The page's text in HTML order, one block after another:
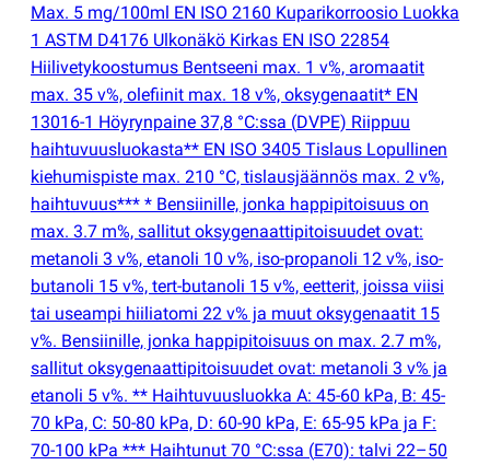
Max. 5 mg/100ml EN ISO 2160 Kuparikorroosio Luokka
1 ASTM D4176 Ulkonäkö Kirkas EN ISO 22854
Hiilivetykoostumus Bentseeni max. 1 v%, aromaatit
max. 35 v%, olefiinit max. 18 v%, oksygenaatit* EN
13016-1 Höyrynpaine 37,8 °C:ssa (DVPE) Riippuu
haihtuvuusluokasta** EN ISO 3405 Tislaus Lopullinen
kiehumispiste max. 210 °C, tislausjäännös max. 2 v%,
haihtuvuus*** * Bensiinille, jonka happipitoisuus on
max. 3.7 m%, sallitut oksygenaattipitoisuudet ovat:
metanoli 3 v%, etanoli 10 v%, iso-propanoli 12 v%, iso-
butanoli 15 v%, tert-butanoli 15 v%, eetterit, joissa viisi
tai useampi hiiliatomi 22 v% ja muut oksygenaatit 15
v%. Bensiinille, jonka happipitoisuus on max. 2.7 m%,
sallitut oksygenaattipitoisuudet ovat: metanoli 3 v% ja
etanoli 5 v%. ** Haihtuvuusluokka A: 45-60 kPa, B: 45-
70 kPa, C: 50-80 kPa, D: 60-90 kPa, E: 65-95 kPa ja F:
70-100 kPa *** Haihtunut 70 °C:ssa (E70): talvi 22–50